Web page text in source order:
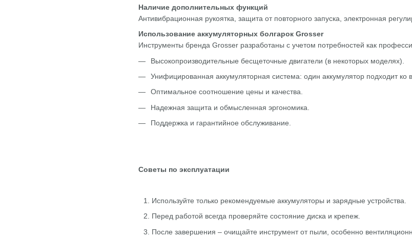
Наличие дополнительных функций
Антивибрационная рукоятка, защита от повторного запуска, электронная
Использование аккумуляторных болгарок Grosser
Инструменты бренда Grosser разработаны с учетом потребностей как
Высокопроизводительные бесщеточные двигатели (в некоторых моделях).
Унифицированная аккумуляторная система: один аккумулятор подходит ко
Оптимальное соотношение цены и качества.
Надежная защита и обмысленная эргономика.
Поддержка и гарантийное обслуживание.
Советы по эксплуатации
Используйте только рекомендуемые аккумуляторы и зарядные устройства.
Перед работой всегда проверяйте состояние диска и крепеж.
После завершения – очищайте инструмент от пыли, особенно